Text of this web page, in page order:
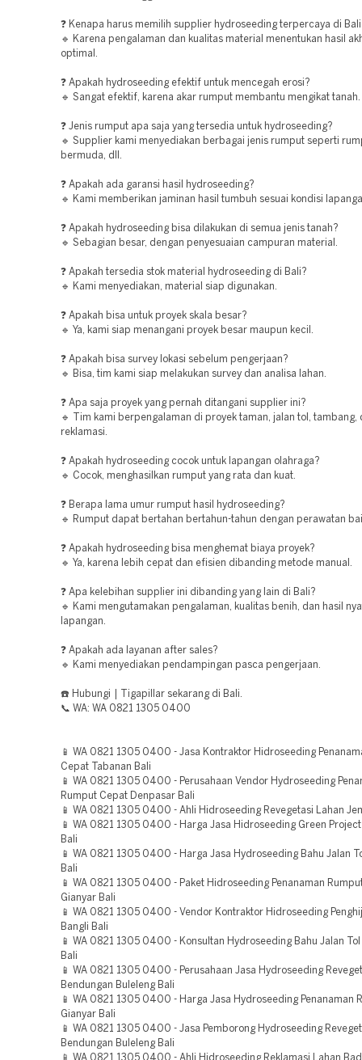
❓ Kenapa harus memilih supplier hydroseeding terpercaya di
🔹 Karena pengalaman dan kualitas material menentukan hasil
optimal.
❓ Apakah hydroseeding efektif untuk mencegah erosi?
🔹 Sangat efektif, karena akar rumput membantu mengikat tanah.
❓ Jenis rumput apa saja yang tersedia untuk hydroseeding?
🔹 Supplier kami menyediakan berbagai jenis rumput seperti
bermuda, dll.
❓ Apakah ada garansi hasil hydroseeding?
🔹 Kami memberikan jaminan hasil tumbuh sesuai kondisi
❓ Apakah hydroseeding bisa dilakukan di semua jenis tanah?
🔹 Sebagian besar, dengan penyesuaian campuran material.
❓ Apakah tersedia stok material hydroseeding di Bali?
🔹 Kami menyediakan, material siap digunakan.
❓ Apakah bisa untuk proyek skala besar?
🔹 Ya, kami siap menangani proyek besar maupun kecil.
❓ Apakah bisa survey lokasi sebelum pengerjaan?
🔹 Bisa, tim kami siap melakukan survey dan analisa lahan.
❓ Apa saja proyek yang pernah ditangani supplier ini?
🔹 Tim kami berpengalaman di proyek taman, jalan tol, tambang,
reklamasi.
❓ Apakah hydroseeding cocok untuk lapangan olahraga?
🔹 Cocok, menghasilkan rumput yang rata dan kuat.
❓ Berapa lama umur rumput hasil hydroseeding?
🔹 Rumput dapat bertahan bertahun-tahun dengan perawatan
❓ Apakah hydroseeding bisa menghemat biaya proyek?
🔹 Ya, karena lebih cepat dan efisien dibanding metode manual.
❓ Apa kelebihan supplier ini dibanding yang lain di Bali?
🔹 Kami mengutamakan pengalaman, kualitas benih, dan hasil
lapangan.
❓ Apakah ada layanan after sales?
🔹 Kami menyediakan pendampingan pasca pengerjaan.
☎️ Hubungi | Tigapillar sekarang di Bali.
📞 WA: WA 0821 1305 0400
📱 WA 0821 1305 0400 - Jasa Kontraktor Hidroseeding
Cepat Tabanan Bali
📱 WA 0821 1305 0400 - Perusahaan Vendor Hydroseeding
Rumput Cepat Denpasar Bali
📱 WA 0821 1305 0400 - Ahli Hidroseeding Revegetasi Lahan
📱 WA 0821 1305 0400 - Harga Jasa Hidroseeding Green
Bali
📱 WA 0821 1305 0400 - Harga Jasa Hydroseeding Bahu Jalan
Bali
📱 WA 0821 1305 0400 - Paket Hidroseeding Penanaman
Gianyar Bali
📱 WA 0821 1305 0400 - Vendor Kontraktor Hidroseeding
Bangli Bali
📱 WA 0821 1305 0400 - Konsultan Hydroseeding Bahu Jalan
Bali
📱 WA 0821 1305 0400 - Perusahaan Jasa Hydroseeding
Bendungan Buleleng Bali
📱 WA 0821 1305 0400 - Harga Jasa Hydroseeding Penanaman
Gianyar Bali
📱 WA 0821 1305 0400 - Jasa Pemborong Hydroseeding
Bendungan Buleleng Bali
📱 WA 0821 1305 0400 - Ahli Hidroseeding Reklamasi Lahan